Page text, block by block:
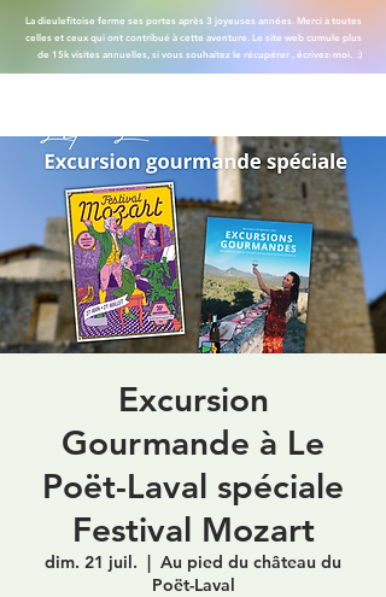
La dieulefitoise ferme ses portes après 3 joyeuses années. Merci à toutes
celles et ceux qui ont contribué à cette aventure. Le site web cumule plus
de 15k visites annuelles, si vous souhaitez le récupérer , écrivez-moi. :)
Excursion
Gourmande à Le
Poët-Laval spéciale
Festival Mozart
dim. 21 juil.
  |
Au pied du château du
Poët-Laval